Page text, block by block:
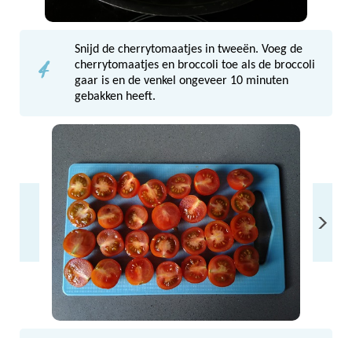
4
Snijd de cherrytomaatjes in tweeën. Voeg de
cherrytomaatjes en broccoli toe als de broccoli
gaar is en de venkel ongeveer 10 minuten
gebakken heeft.